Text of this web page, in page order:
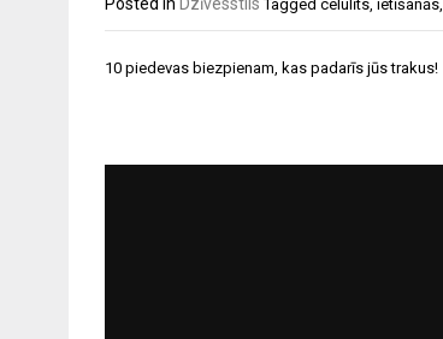
Posted in Dzīvesstils Tagged celulīts, ietīšanās,
Ziņu
10 piedevas biezpienam, kas padarīs jūs trakus!